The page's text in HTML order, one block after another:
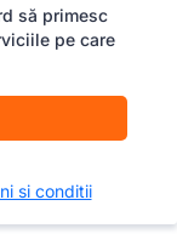
să primesc
pe care
si conditii